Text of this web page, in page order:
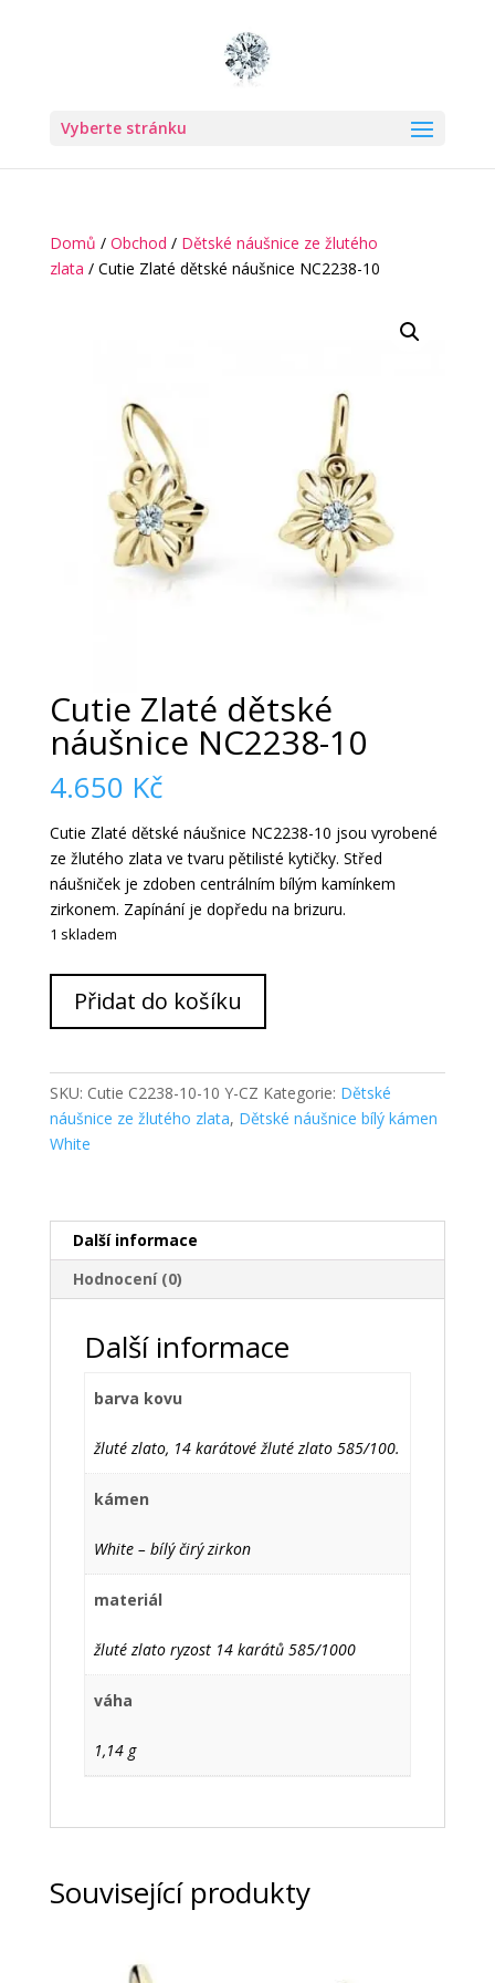
Vyberte stránku
Domů / Obchod / Dětské náušnice ze žlutého
zlata / Cutie Zlaté dětské náušnice NC2238-10
Cutie Zlaté dětské
náušnice NC2238-10
4.650 Kč
Cutie Zlaté dětské náušnice NC2238-10 jsou vyrobené
ze žlutého zlata ve tvaru pětilisté kytičky. Střed
náušniček je zdoben centrálním bílým kamínkem
zirkonem. Zapínání je dopředu na brizuru.
1 skladem
Zlaté
NC2238-
10
množství
Přidat do košíku
SKU: Cutie C2238-10-10 Y-CZ Kategorie: Dětské
náušnice ze žlutého zlata, Dětské náušnice bílý kámen
White
Další informace
Hodnocení (0)
Další informace
barva kovu
žluté zlato, 14 karátové žluté zlato 585/100.
kámen
White – bílý čirý zirkon
materiál
žluté zlato ryzost 14 karátů 585/1000
váha
1,14 g
Související produkty